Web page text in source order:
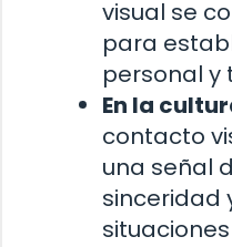
visual se
para
personal y
En la
contacto
una señal
sinceridad